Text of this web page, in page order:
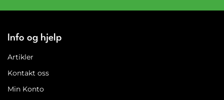
Info og hjelp
Artikler
Kontakt oss
Min Konto